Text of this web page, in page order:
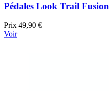
Pédales Look Trail Fusion
Prix 49,90 €
Voir